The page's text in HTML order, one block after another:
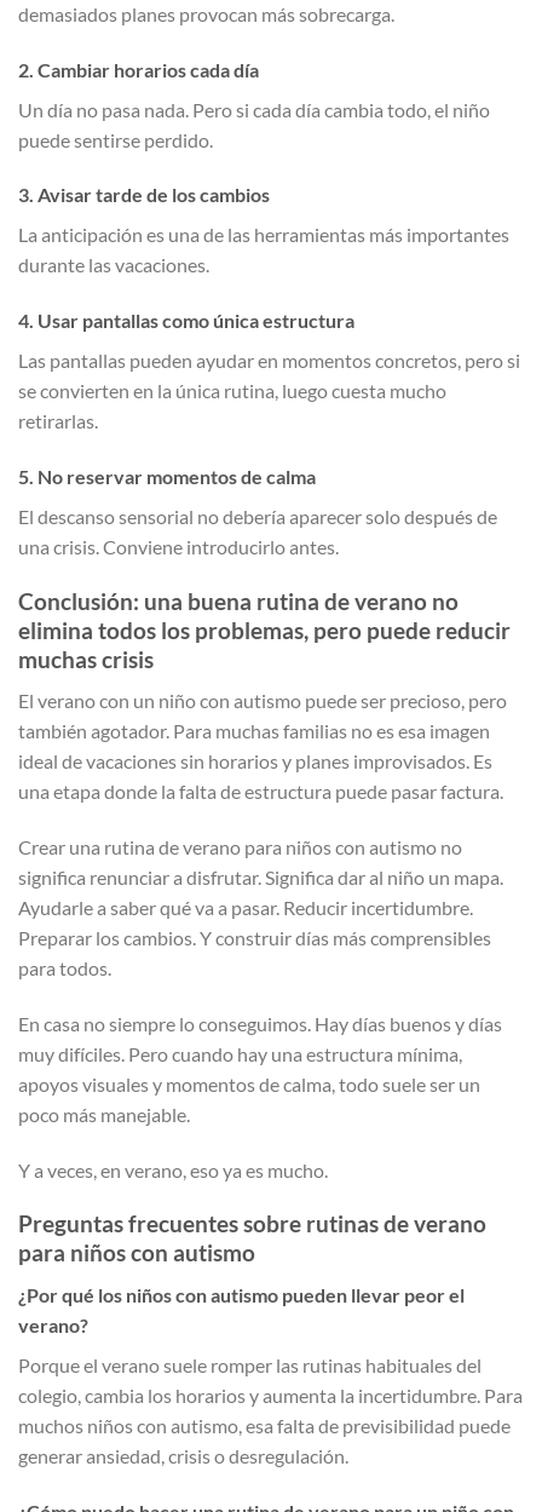
demasiados planes provocan más sobrecarga.
2. Cambiar horarios cada día
Un día no pasa nada. Pero si cada día cambia todo, el niño
puede sentirse perdido.
3. Avisar tarde de los cambios
La anticipación es una de las herramientas más importantes
durante las vacaciones.
4. Usar pantallas como única estructura
Las pantallas pueden ayudar en momentos concretos, pero si
se convierten en la única rutina, luego cuesta mucho
retirarlas.
5. No reservar momentos de calma
El descanso sensorial no debería aparecer solo después de
una crisis. Conviene introducirlo antes.
Conclusión: una buena rutina de verano no
elimina todos los problemas, pero puede reducir
muchas crisis
El verano con un niño con autismo puede ser precioso, pero
también agotador. Para muchas familias no es esa imagen
ideal de vacaciones sin horarios y planes improvisados. Es
una etapa donde la falta de estructura puede pasar factura.
Crear una rutina de verano para niños con autismo no
significa renunciar a disfrutar. Significa dar al niño un mapa.
Ayudarle a saber qué va a pasar. Reducir incertidumbre.
Preparar los cambios. Y construir días más comprensibles
para todos.
En casa no siempre lo conseguimos. Hay días buenos y días
muy difíciles. Pero cuando hay una estructura mínima,
apoyos visuales y momentos de calma, todo suele ser un
poco más manejable.
Y a veces, en verano, eso ya es mucho.
Preguntas frecuentes sobre rutinas de verano
para niños con autismo
¿Por qué los niños con autismo pueden llevar peor el
verano?
Porque el verano suele romper las rutinas habituales del
colegio, cambia los horarios y aumenta la incertidumbre. Para
muchos niños con autismo, esa falta de previsibilidad puede
generar ansiedad, crisis o desregulación.